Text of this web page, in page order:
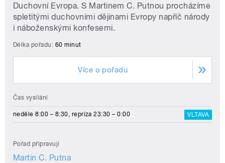
Duchovní Evropa. S Martinem C. Putnou procházíme
spletitými duchovními dějinami Evropy napříč národy
i náboženskými konfesemi.
Délka pořadu: 60 minut
Více o pořadu
Čas vysílání
neděle 8:00 – 8:30, repríza 23:30 – 0:00 VLTAVA
Pořad připravují
Martin C. Putna